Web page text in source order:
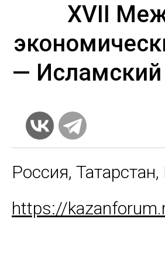
ХVII
— Исламский
Россия,
https://